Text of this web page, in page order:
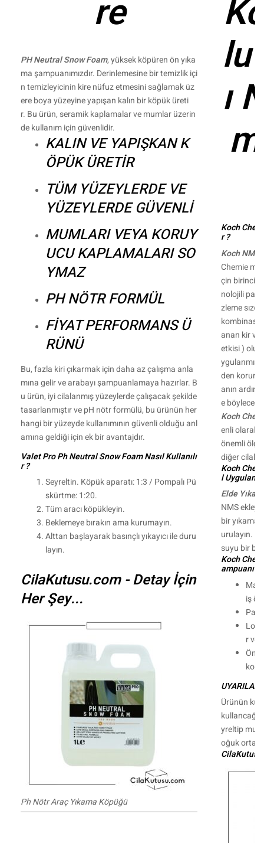
re
PH Neutral Snow Foam, yüksek köpüren ön yıka
ma şampuanımızdır. Derinlemesine bir temizlik içi
n temizleyicinin kire nüfuz etmesini sağlamak üz
ere boya yüzeyine yapışan kalın bir köpük üreti
r. Bu ürün, seramik kaplamalar ve mumlar üzerin
de kullanım için güvenlidir.
KALIN VE YAPIŞKAN K
ÖPÜK ÜRETİR
TÜM YÜZEYLERDE VE
YÜZEYLERDE GÜVENLİ
MUMLARI VEYA KORUY
UCU KAPLAMALARI SO
YMAZ
PH NÖTR FORMÜL
FİYAT PERFORMANS Ü
RÜNÜ
Bu, fazla kiri çıkarmak için daha az çalışma anla
mına gelir ve arabayı şampuanlamaya hazırlar. B
u ürün, iyi cilalanmış yüzeylerde çalışacak şekilde
tasarlanmıştır ve pH nötr formülü, bu ürünün her
hangi bir yüzeyde kullanımının güvenli olduğu anl
amına geldiği için ek bir avantajdır.
Valet Pro Ph Neutral Snow Foam Nasıl Kullanılı
r ?
Seyreltin. Köpük aparatı: 1:3 / Pompalı Pü
skürtme: 1:20.
Tüm aracı köpükleyin.
Beklemeye bırakın ama kurumayın.
Alttan başlayarak basınçlı yıkayıcı ile duru
layın.
CilaKutusu.com - Detay İçin
Her Şey...
Ph Nötr Araç Yıkama Köpüğü
lu
ı
Koch
r ?
Koch NMS
Chemie
çin birinci
nolojili
zleme
anan kir ve
etkisi )
ygulanmış
den
anın
e böylece
Koch
enli olarak
önemli
diğer
Koch
l
Elde
NMS
bir yıkama
urulayın.
suyu bir
Koch
iş
r ve
UYARILAR!
Ürünün
yreltip
oğuk